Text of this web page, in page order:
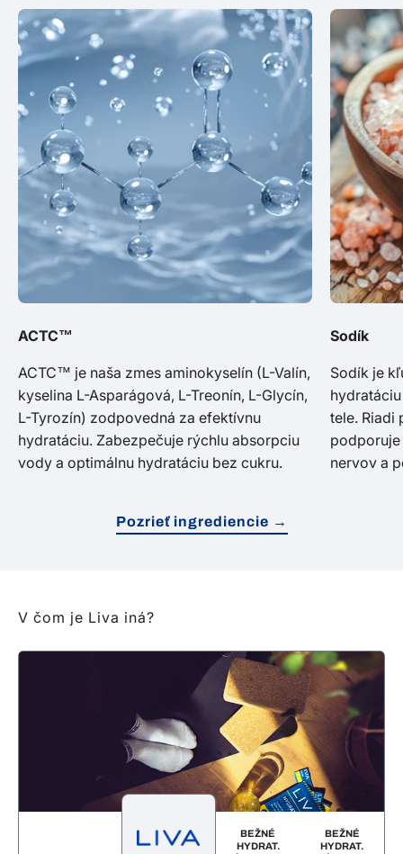
ACTC™
ACTC™ je naša zmes aminokyselín (L-Valín,
kyselina L-Asparágová, L-Treonín, L-Glycín,
L-Tyrozín) zodpovedná za efektívnu
hydratáciu. Zabezpečuje rýchlu absorpciu
vody a optimálnu hydratáciu bez cukru.
Sodík
Sodík je
tele. Riadi
nervov a
Pozrieť ingrediencie →
V čom je Liva iná?
BEŽNÉ
HYDRAT.
BEŽNÉ
HYDRAT.